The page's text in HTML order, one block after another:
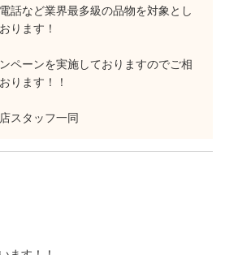
話など業界最多級の品物を対象とし
ります！
ペーンを実施しておりますのでご相
ります！！
スタッフ一同